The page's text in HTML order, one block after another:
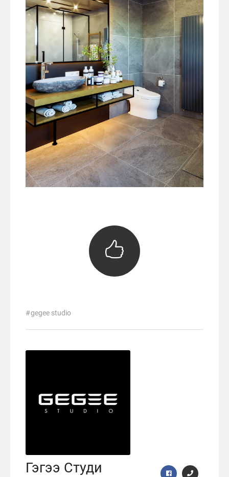
gegee studio
Гэгээ Студи